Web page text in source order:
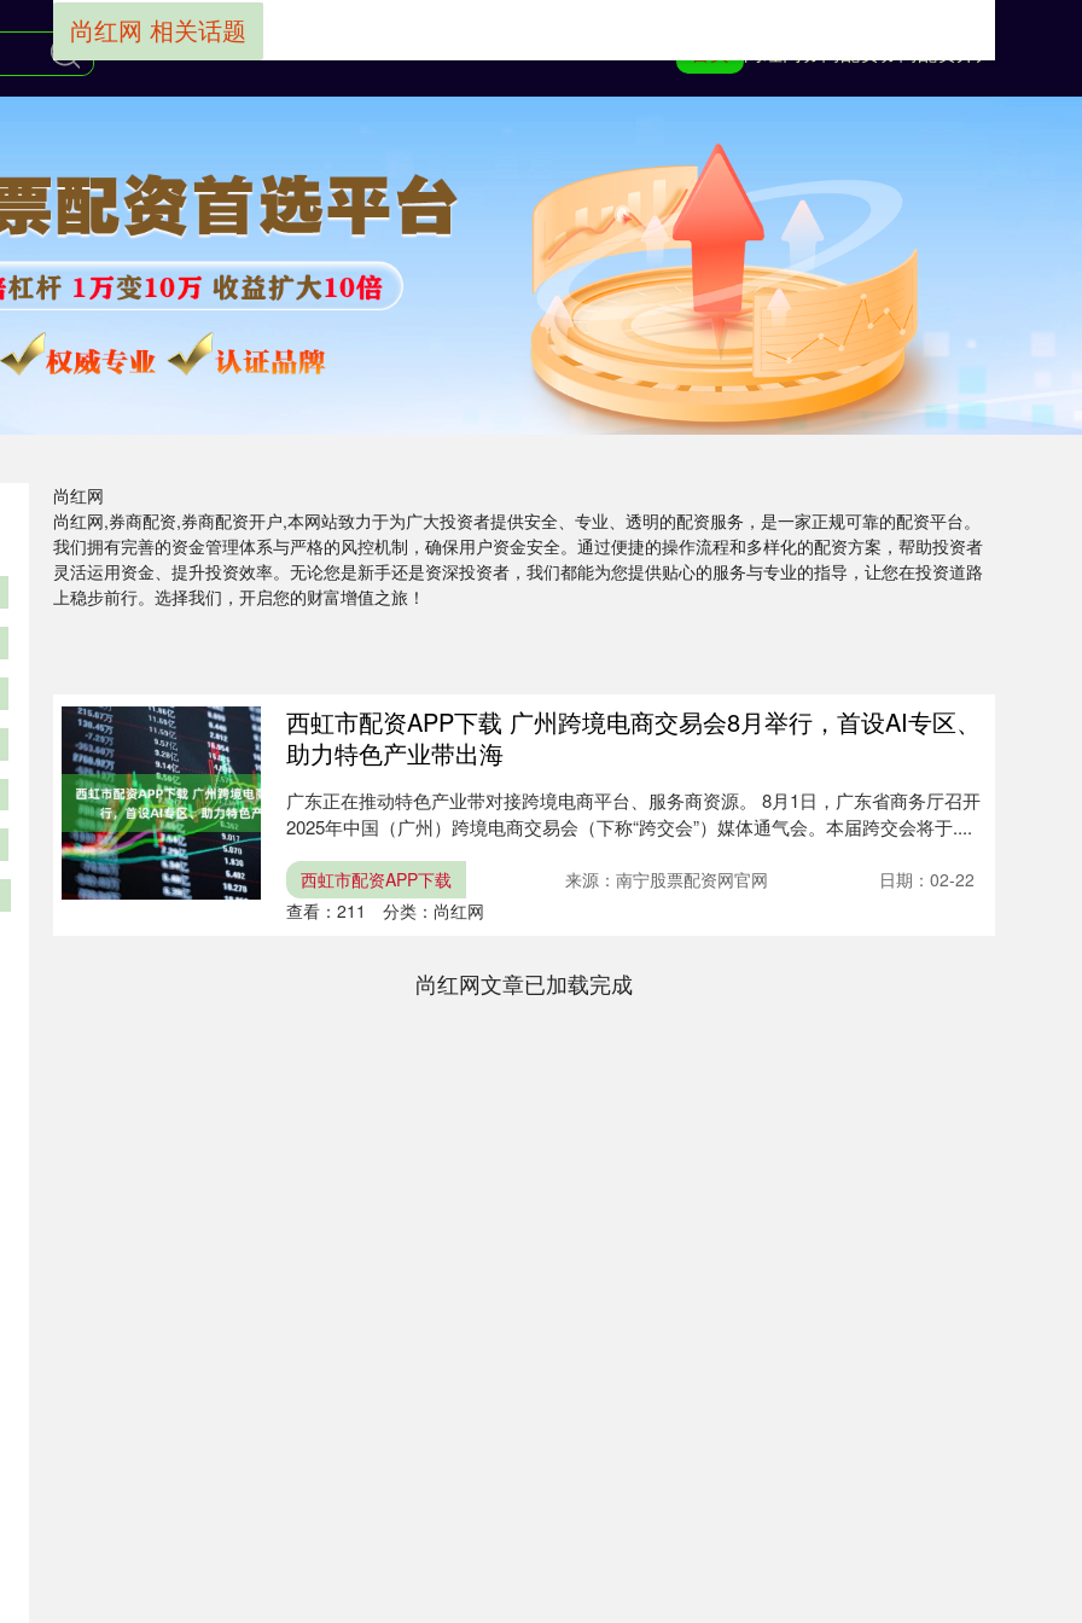
尚红网
尚红网,券商配资,券商配资开户,本网站致力于为广大投资者提供安全、专业、透明的配资服务，是一家正规可靠的配资平台。
我们拥有完善的资金管理体系与严格的风控机制，确保用户资金安全。通过便捷的操作流程和多样化的配资方案，帮助投资者
灵活运用资金、提升投资效率。无论您是新手还是资深投资者，我们都能为您提供贴心的服务与专业的指导，让您在投资道路
上稳步前行。选择我们，开启您的财富增值之旅！
尚红网 相关话题
西虹市配资APP下载 广州跨境电商交易会8月举行，首设AI专区、
助力特色产业带出海
广东正在推动特色产业带对接跨境电商平台、服务商资源。 8月1日，广东省商务厅召开
2025年中国（广州）跨境电商交易会（下称“跨交会”）媒体通气会。本届跨交会将于....
西虹市配资APP下载 来源：南宁股票配资网官网
日期：02-22
查看： 211 分类： 尚红网
尚红网文章已加载完成